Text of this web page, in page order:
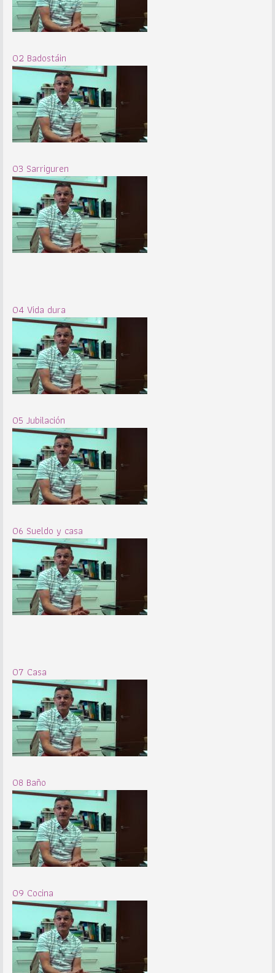
02 Badostáin
03 Sarriguren
04 Vida dura
05 Jubilación
06 Sueldo y casa
07 Casa
08 Baño
09 Cocina